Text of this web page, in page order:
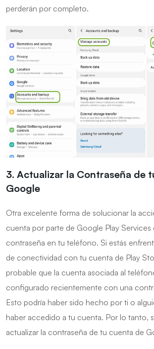
perderán por completo.
3. Actualizar la Contraseña de
Google
Otra excelente forma de solucionar la
cuenta por parte de Google Play Services
contraseña en tu teléfono. Si estás
de conectividad con tu cuenta de Play
probable que la cuenta asociada al
configurado recientemente con una
Esto podría haber sido hecho por ti o
haber accedido a tu cuenta. Por lo tanto,
actualizar la contraseña de tu cuenta de